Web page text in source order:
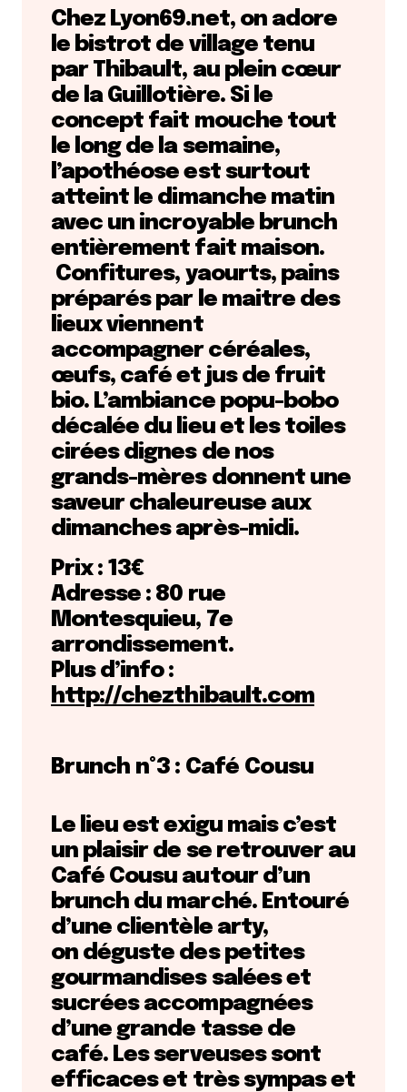
Chez Lyon69.net, on adore
le bistrot de village tenu
par Thibault, au plein cœur
de la Guillotière. Si le
concept fait mouche tout
le long de la semaine,
l’apothéose est surtout
atteint le dimanche matin
avec un incroyable brunch
entièrement fait maison.
Confitures, yaourts, pains
préparés par le maitre des
lieux viennent
accompagner céréales,
œufs, café et jus de fruit
bio. L’ambiance popu-bobo
décalée du lieu et les toiles
cirées dignes de nos
grands-mères donnent une
saveur chaleureuse aux
dimanches après-midi.
Prix : 13€
Adresse : 80 rue
Montesquieu, 7e
arrondissement.
Plus d’info :
http://chezthibault.com
Brunch n°3 : Café Cousu
Le lieu est exigu mais c’est
un plaisir de se retrouver au
Café Cousu autour d’un
brunch du marché.Entouré
d’une clientèle arty,
on déguste des petites
gourmandises salées et
sucrées accompagnées
d’une grande tasse de
café. Les serveuses sont
efficaces et très sympas et